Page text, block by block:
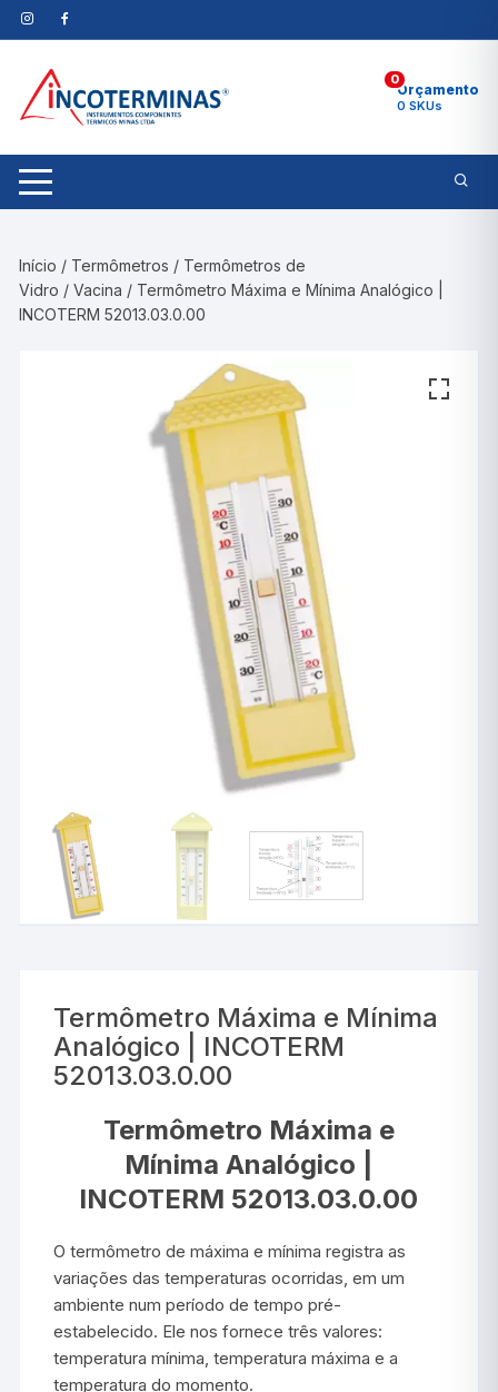
Pular
para
conteúdo
0
Orçamento
0 SKUs
Início / Termômetros / Termômetros de
Vidro /Vacina / Termômetro Máxima e Mínima Analógico |
INCOTERM 52013.03.0.00
Termômetro Máxima e Mínima
Analógico | INCOTERM
52013.03.0.00
Termômetro Máxima e
Mínima Analógico |
INCOTERM 52013.03.0.00
O termômetro de máxima e mínima registra as
variações das temperaturas ocorridas, em um
ambiente num período de tempo pré-
estabelecido. Ele nos fornece três valores:
temperatura mínima, temperatura máxima e a
temperatura do momento.